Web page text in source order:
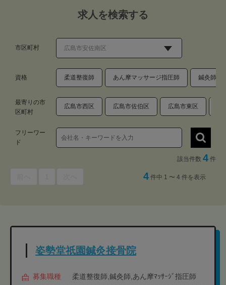
求人を検索する
市区町村
資格 柔道整復師 あん摩マッサージ指圧師 鍼灸師
最寄りの市
区町村
広島市西区 広島市佐伯区 広島市東区
フリーワー
ド
該当件数 4 件
4 件中 1 〜 4 件を表示
姿勢堂祇園鍼灸接骨院
募集職種 柔道整復師,鍼灸師,あん摩ﾏｯｻｰｼﾞ指圧師